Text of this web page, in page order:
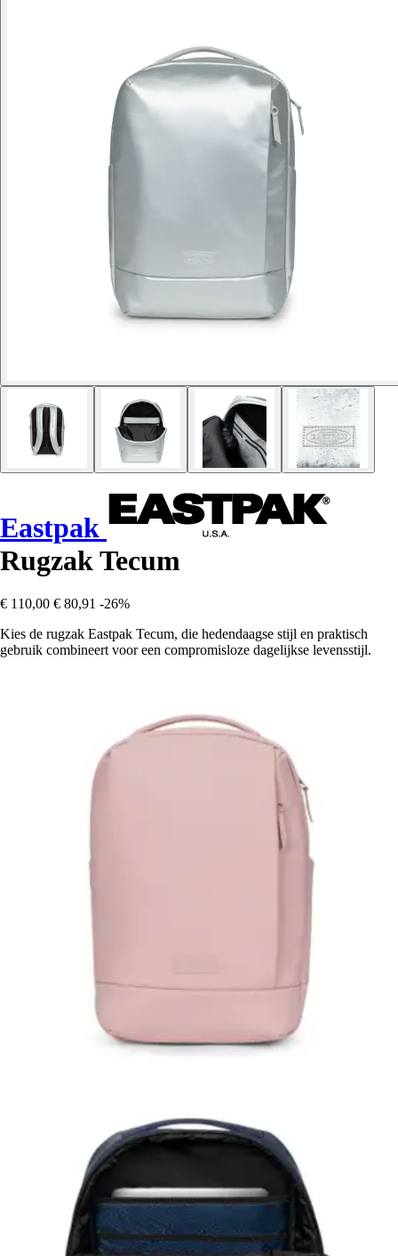
Eastpak
Rugzak Tecum
€ 110,00 € 80,91 -26%
Kies de rugzak Eastpak Tecum, die hedendaagse stijl en praktisch
gebruik combineert voor een compromisloze dagelijkse levensstijl.